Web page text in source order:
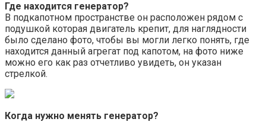
Где находится генератор?
В подкапотном пространстве он расположен рядом с
подушкой которая двигатель крепит, для наглядности
было сделано фото, чтобы вы могли легко понять, где
находится данный агрегат под капотом, на фото ниже
можно его как раз отчетливо увидеть, он указан
стрелкой.
Когда нужно менять генератор?